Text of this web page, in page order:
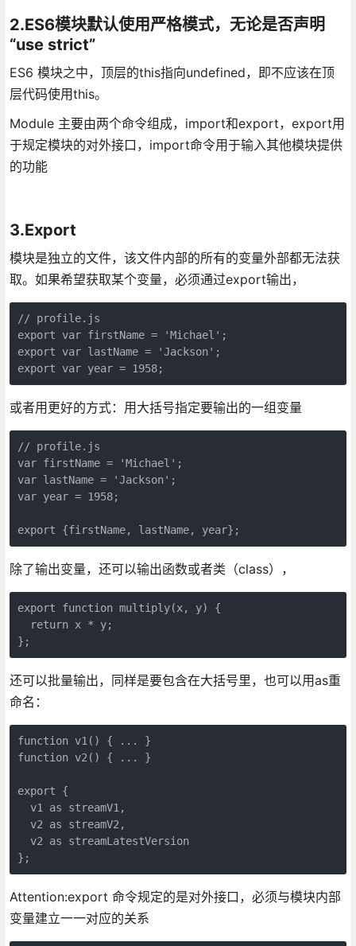
2.ES6模块默认使用严格模式，无论是否声明
“use strict”
ES6 模块之中，顶层的this指向undefined，即不应该在顶
层代码使用this。
Module 主要由两个命令组成，import和export，export用
于规定模块的对外接口，import命令用于输入其他模块提供
的功能
3.Export
模块是独立的文件，该文件内部的所有的变量外部都无法获
取。如果希望获取某个变量，必须通过export输出，
// profile.js
export var firstName = 'Michael';
export var lastName = 'Jackson';
export var year = 1958;
或者用更好的方式：用大括号指定要输出的一组变量
// profile.js
var firstName = 'Michael';
var lastName = 'Jackson';
var year = 1958;
export {firstName, lastName, year};
除了输出变量，还可以输出函数或者类（class），
export function multiply(x, y) {
  return x * y;
};
还可以批量输出，同样是要包含在大括号里，也可以用as重
命名：
function v1() { ... }
function v2() { ... }
export {
  v1 as streamV1,
  v2 as streamV2,
  v2 as streamLatestVersion
};
Attention:export 命令规定的是对外接口，必须与模块内部
变量建立一一对应的关系